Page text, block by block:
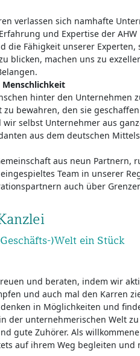
verlassen sich namhafte
und Expertise der
die Fähigkeit unserer Experten,
blicken, machen uns zu
hinter den Unternehmen
bewahren, den sie
selbst Unternehmer aus
aus dem deutschen
aus neun Partnern,
Team in unserer
auch über
)Welt ein Stück
und beraten, indem wir
und auch mal den Karren
in Möglichkeiten und
in der unternehmerischen Welt
gute Zuhörer. Als
auf ihrem Weg begleiten und